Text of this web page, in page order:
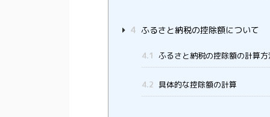
4 ふるさと納税の控除額について
4.1 ふるさと納税の控除額の計算方
4.2 具体的な控除額の計算